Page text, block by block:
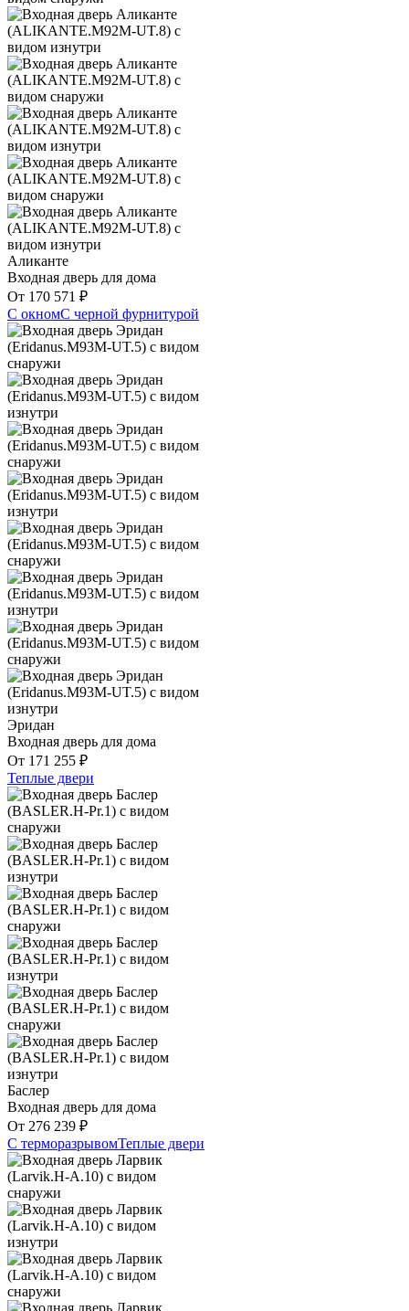
Аликанте
Входная дверь для дома
От 170 571 ₽
С окномС черной фурнитурой
Эридан
Входная дверь для дома
От 171 255 ₽
Теплые двери
Баслер
Входная дверь для дома
От 276 239 ₽
С терморазрывомТеплые двери